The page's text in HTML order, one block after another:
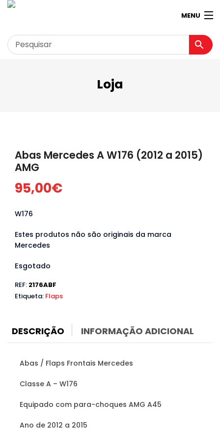
MENU
Garagem
Loja Virtual 360º
Loja
Abas Mercedes A W176 (2012 a 2015)
AMG
95,00€
W176
Estes produtos não são originais da marca
Mercedes
Esgotado
REF: 2176ABF
Etiqueta: Flaps
DESCRIÇÃO INFORMAÇÃO ADICIONAL
Abas / Flaps Frontais Mercedes
Classe A – W176
Equipado com para-choques AMG A45
Ano de 2012 a 2015